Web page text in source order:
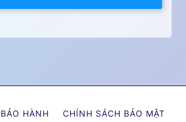
HÀNH
CHÍNH SÁCH BẢO MẬT